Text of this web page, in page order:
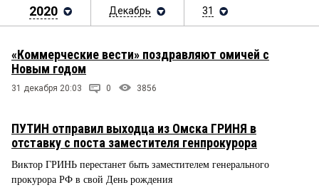
НОВОСТИ КОМПАНИЙ
СТИЛЬ ЖИЗНИ
Блоги
2020 Декабрь 31
«Коммерческие вести» поздравляют омичей с
Новым годом
31 декабря 20:03 0 3856
ПУТИН отправил выходца из Омска ГРИНЯ в
отставку с поста заместителя генпрокурора
Виктор ГРИНЬ перестанет быть заместителем генерального
прокурора РФ в свой День рождения